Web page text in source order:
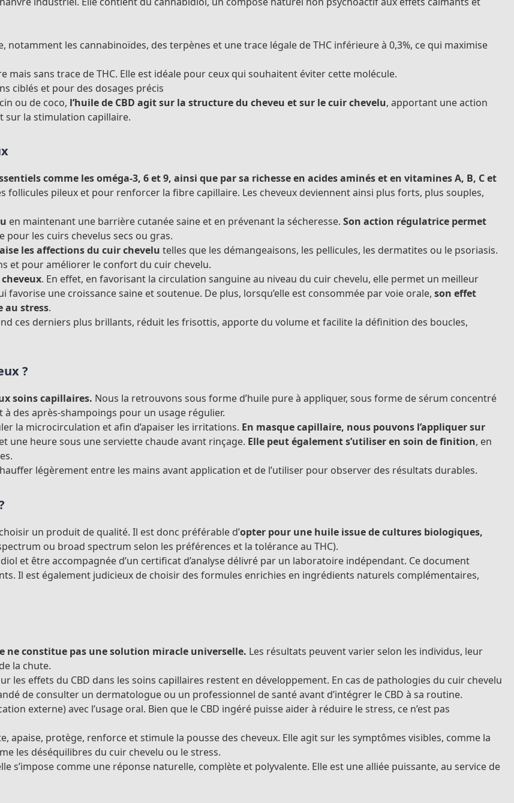
notamment les cannabinoïdes, des terpènes et une trace légale de THC inférieure à 0,3%, ce qui maximise
sans trace de THC. Elle est idéale pour ceux qui souhaitent éviter cette molécule.
ciblés et pour des dosages précis
ou de coco, l’huile de CBD agit sur la structure du cheveu et sur le cuir chevelu, apportant une action
sur la stimulation capillaire.
comme les oméga-3, 6 et 9, ainsi que par sa richesse en acides aminés et en vitamines A, B, C et
pileux et pour renforcer la fibre capillaire. Les cheveux deviennent ainsi plus forts, plus souples,
en maintenant une barrière cutanée saine et en prévenant la sécheresse. Son action régulatrice permet
pour les cuirs chevelus secs ou gras.
les affections du cuir chevelu telles que les démangeaisons, les pellicules, les dermatites ou le psoriasis.
et pour améliorer le confort du cuir chevelu.
. En effet, en favorisant la circulation sanguine au niveau du cuir chevelu, elle permet un meilleur
une croissance saine et soutenue. De plus, lorsqu’elle est consommée par voie orale, son effet
au stress.
ces derniers plus brillants, réduit les frisottis, apporte du volume et facilite la définition des boucles,
?
soins capillaires. Nous la retrouvons sous forme d’huile pure à appliquer, sous forme de sérum concentré
des après-shampoings pour un usage régulier.
la microcirculation et afin d’apaiser les irritations. En masque capillaire, nous pouvons l’appliquer sur
une heure sous une serviette chaude avant rinçage. Elle peut également s’utiliser en soin de finition, en
légèrement entre les mains avant application et de l’utiliser pour observer des résultats durables.
un produit de qualité. Il est donc préférable d’opter pour une huile issue de cultures biologiques,
ou broad spectrum selon les préférences et la tolérance au THC).
et être accompagnée d’un certificat d’analyse délivré par un laboratoire indépendant. Ce document
Il est également judicieux de choisir des formules enrichies en ingrédients naturels complémentaires,
ne constitue pas une solution miracle universelle. Les résultats peuvent varier selon les individus, leur
la chute.
effets du CBD dans les soins capillaires restent en développement. En cas de pathologies du cuir chevelu
de consulter un dermatologue ou un professionnel de santé avant d’intégrer le CBD à sa routine.
externe) avec l’usage oral. Bien que le CBD ingéré puisse aider à réduire le stress, ce n’est pas
apaise, protège, renforce et stimule la pousse des cheveux. Elle agit sur les symptômes visibles, comme la
les déséquilibres du cuir chevelu ou le stress.
s’impose comme une réponse naturelle, complète et polyvalente. Elle est une alliée puissante, au service de